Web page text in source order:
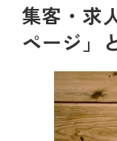
集客・求
ページ」